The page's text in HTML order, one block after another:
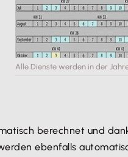
Alle Dienste werden in der
berechnet und
ebenfalls